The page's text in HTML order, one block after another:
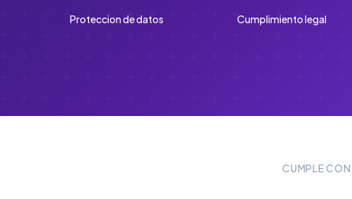
Proteccion de datos Cumplimiento legal
CUMPLE